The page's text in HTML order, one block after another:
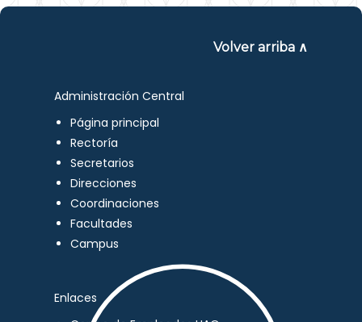
Volver arriba ∧
Administración Central
Página principal
Rectoría
Secretarios
Direcciones
Coordinaciones
Facultades
Campus
Enlaces